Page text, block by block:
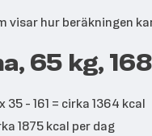
visar hur beräkningen
65 kg,
35 - 161 = cirka 1364 kcal
1875 kcal per dag